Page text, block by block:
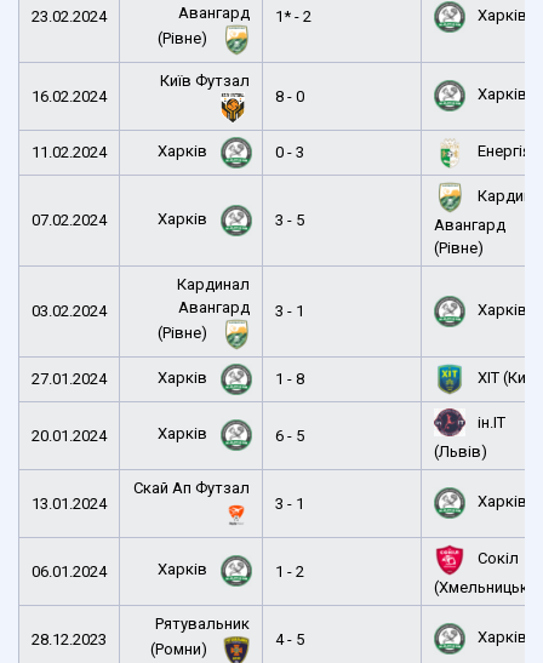
23.02.2024
Авангард
(Рівне)
1* - 2 Харків
16.02.2024
Київ Футзал
8 - 0
Харків
11.02.2024 Харків 0 - 3 Енергія
07.02.2024 Харків 3 - 5
Авангард
(Рівне)
03.02.2024
Кардинал
Авангард
(Рівне)
3 - 1 Харків
27.01.2024 Харків 1 - 8 ХІТ
20.01.2024 Харків 6 - 5
ін.ІТ
(Львів)
13.01.2024
Скай Ап Футзал
3 - 1
Харків
06.01.2024 Харків 1 - 2
Сокіл
28.12.2023
Рятувальник
(Ромни)
4 - 5 Харків